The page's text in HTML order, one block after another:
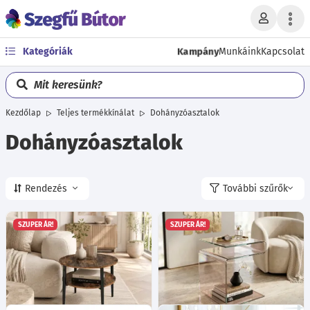
Kategóriák KampányMunkáinkKapcsolat
Mit keresünk?
Kezdőlap Teljes termékkínálat Dohányzóasztalok
Dohányzóasztalok
Rendezés További szűrők
SZUPER ÁR! SZUPER ÁR!